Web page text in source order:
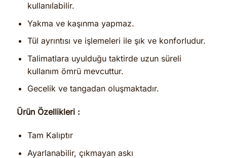
kullanılabilir.
Yakma ve kaşınma yapmaz.
Tül ayrıntısı ve işlemeleri ile şık ve konforludur.
Talimatlara uyulduğu taktirde uzun süreli
kullanım ömrü mevcuttur.
Gecelik ve tangadan oluşmaktadır.
Ürün Özellikleri :
Tam Kalıptır
Ayarlanabilir, çıkmayan askı